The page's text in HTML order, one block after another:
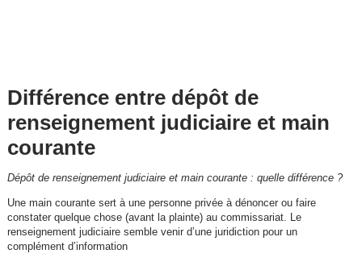
Différence entre dépôt de
renseignement judiciaire et main
courante
Dépôt de renseignement judiciaire et main courante : quelle différence ?
Une main courante sert à une personne privée à dénoncer ou faire
constater quelque chose (avant la plainte) au commissariat. Le
renseignement judiciaire semble venir d’une juridiction pour un
complément d’information